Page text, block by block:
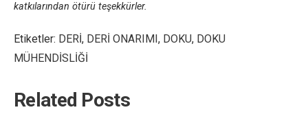
katkılarından ötürü teşekkürler.
Etiketler: DERİ, DERİ ONARIMI , DOKU, DOKU
MÜHENDİSLİĞİ
Related Posts